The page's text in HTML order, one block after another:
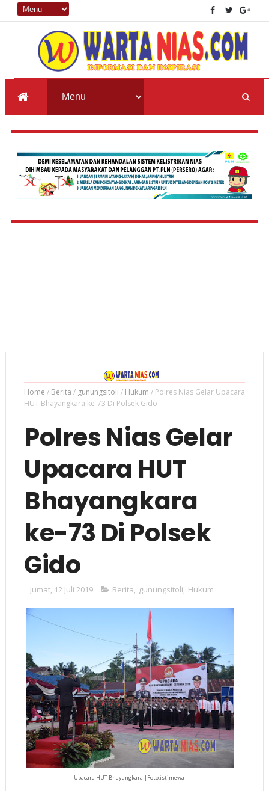
Home / Berita / gunungsitoli / Hukum / Polres Nias Gelar Upacara
HUT Bhayangkara ke-73 Di Polsek Gido
Polres Nias Gelar
Upacara HUT
Bhayangkara
ke-73 Di Polsek
Gido
Jumat, 12 Juli 2019 Berita, gunungsitoli, Hukum
Upacara HUT Bhayangkara |Foto:istimewa